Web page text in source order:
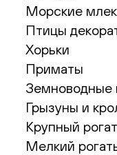
Морские
Птицы
Хорьки
Приматы
Грызуны и
Крупный
Мелкий